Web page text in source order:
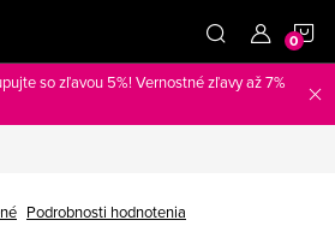
so zľavou 5%! Vernostné zľavy až 7%
Podrobnosti hodnotenia